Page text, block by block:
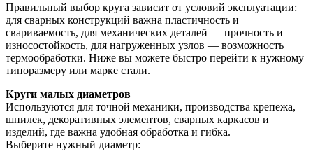
Правильный выбор круга зависит от условий эксплуатации:
для сварных конструкций важна пластичность и
свариваемость, для механических деталей — прочность и
износостойкость, для нагруженных узлов — возможность
термообработки. Ниже вы можете быстро перейти к нужному
типоразмеру или марке стали.
Круги малых диаметров
Используются для точной механики, производства крепежа,
шпилек, декоративных элементов, сварных каркасов и
изделий, где важна удобная обработка и гибка.
Выберите нужный диаметр: